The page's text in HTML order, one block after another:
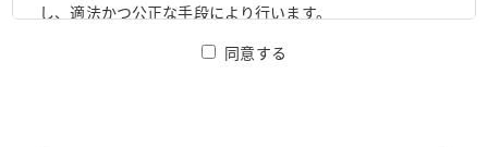
し、適法かつ公正な手段により行います。
同意する